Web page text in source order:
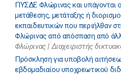
ΠΥΣΔΕ Φλώρινας και υπάγονται
μετάθεσης, μετάταξης ή
εκπαιδευτικών που περιήλθαν
Φλώρινας από απόσπαση από
Φλώρινας | Διαχειριστής
Πρόσκληση για υποβολή
εβδομαδιαίου υποχρεωτικού